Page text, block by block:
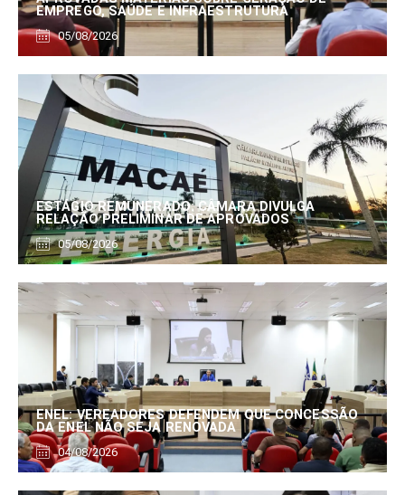
EMPREGO, SAÚDE E INFRAESTRUTURA
05/08/2026
ESTÁGIO REMUNERADO: CÂMARA DIVULGA
RELAÇÃO PRELIMINAR DE APROVADOS
05/08/2026
ENEL: VEREADORES DEFENDEM QUE CONCESSÃO
DA ENEL NÃO SEJA RENOVADA
04/08/2026